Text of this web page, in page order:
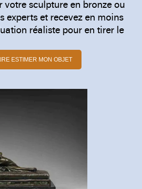
votre sculpture en bronze ou
experts et recevez en moins
réaliste pour en tirer le
ESTIMER MON OBJET